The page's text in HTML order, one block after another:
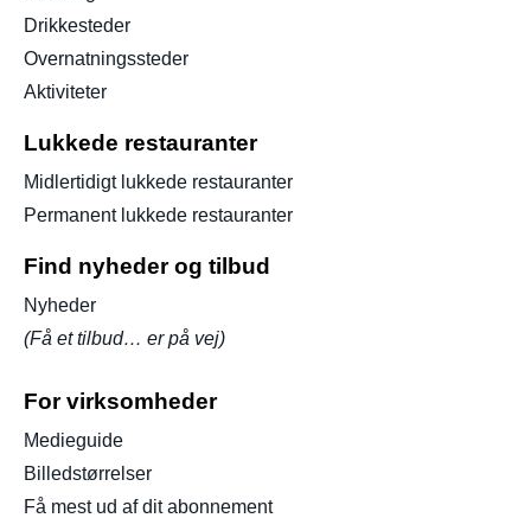
Drikkesteder
Overnatningssteder
Aktiviteter
Lukkede restauranter
Midlertidigt lukkede restauranter
Permanent lukkede restauranter
Find nyheder og tilbud
Nyheder
(Få et tilbud… er på vej)
For virksomheder
Medieguide
Billedstørrelser
Få mest ud af dit abonnement